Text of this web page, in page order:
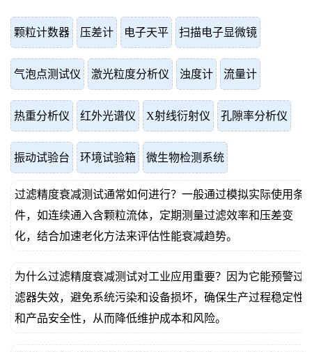
颗粒计数器 压差计 电子天平 扫描电子显微镜
气泡点测试仪 激光粒度分析仪 浊度计 流量计
热重分析仪 红外光谱仪 X射线衍射仪 孔隙率分析仪
振动试验台 环境试验箱 微生物检测系统
过滤精度衰减测试通常如何进行？一般通过模拟实际使用条
件，如连续通入含颗粒流体，定期测量过滤效率和压差变
化，结合加速老化方法来评估性能衰减趋势。
为什么过滤精度衰减测试对工业应用重要？因为它能预警过
滤器失效，避免系统污染和设备损坏，确保生产过程稳定性
和产品安全性，从而降低维护成本和风险。